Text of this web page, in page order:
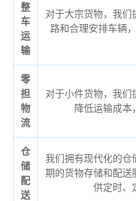
整
车
运
输
对于大宗货物，我们
路和合理安排车辆
零
担
物
流
对于小件货物，我们
降低运输成本
仓
储
配
送
我们拥有现代化的仓
期的货物存储和配送
供定时、